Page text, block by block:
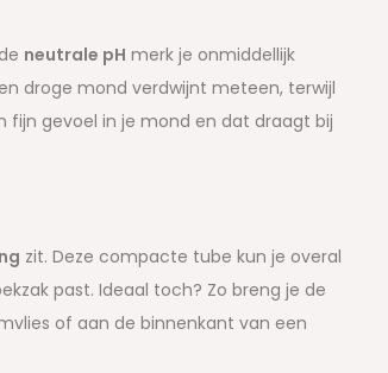
neutrale pH merk je onmiddellijk
droge mond verdwijnt meteen, terwijl
fijn gevoel in je mond en dat draagt bij
zit. Deze compacte tube kun je overal
past. Ideaal toch? Zo breng je de
of aan de binnenkant van een